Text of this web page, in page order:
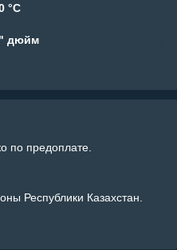
°C
дюйм
по предоплате.
Республики Казахстан.